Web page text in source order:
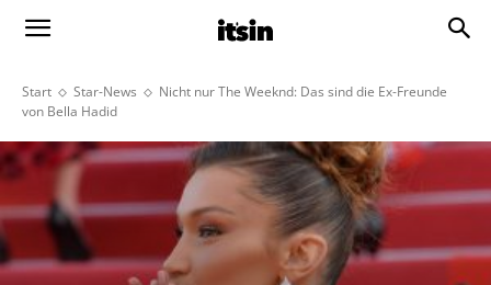
Start Star-News
Nicht nur The Weeknd: Das sind die Ex-Freunde
von Bella Hadid